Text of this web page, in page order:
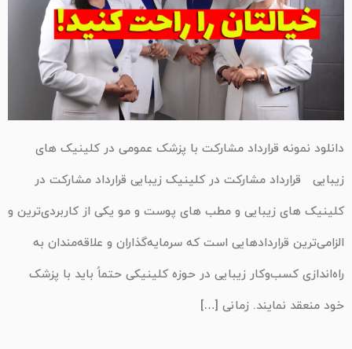
دانلود نمونه قرارداد مشارکت با پزشک عمومی در کلینیک های
زیبایی قرارداد مشارکت در کلینیک زیبایی قرارداد مشارکت در
کلینیک های زیبایی و مطب های پوست و مو یکی از کاربردی‌ترین و
الزامی‌ترین قراردادهایی است که سرمایه‌گذاران و علاقه‌مندان به
راه‌اندازی کسب‌وکار زیبایی در حوزه کلینیکی حتماً باید با پزشک
خود منعقد نمایند. زمانی […]